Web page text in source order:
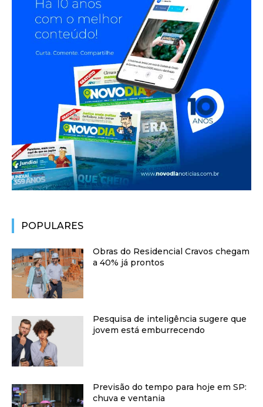
POPULARES
Obras do Residencial Cravos chegam
a 40% já prontos
Pesquisa de inteligência sugere que
jovem está emburrecendo
Previsão do tempo para hoje em SP:
chuva e ventania